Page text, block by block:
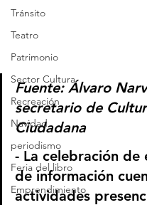
Tránsito
Teatro
Patrimonio
Sector Cultura
Recreación
Navidad
periodismo
Feria del libro
Emprendimiento
Fuente: Álvaro
secretario de
Ciudadana
- La celebración de
de información
actividades